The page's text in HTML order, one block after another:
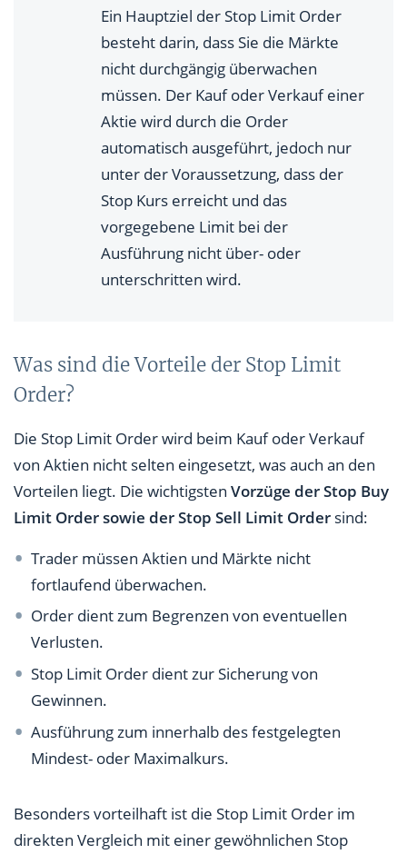
Ein Hauptziel der Stop Limit Order
besteht darin, dass Sie die Märkte
nicht durchgängig überwachen
müssen. Der Kauf oder Verkauf einer
Aktie wird durch die Order
automatisch ausgeführt, jedoch nur
unter der Voraussetzung, dass der
Stop Kurs erreicht und das
vorgegebene Limit bei der
Ausführung nicht über- oder
unterschritten wird.
Was sind die Vorteile der Stop Limit
Order?
Die Stop Limit Order wird beim Kauf oder Verkauf
von Aktien nicht selten eingesetzt, was auch an den
Vorteilen liegt. Die wichtigsten Vorzüge der Stop Buy
Limit Order sowie der Stop Sell Limit Order sind:
Trader müssen Aktien und Märkte nicht
fortlaufend überwachen.
Order dient zum Begrenzen von eventuellen
Verlusten.
Stop Limit Order dient zur Sicherung von
Gewinnen.
Ausführung zum innerhalb des festgelegten
Mindest- oder Maximalkurs.
Besonders vorteilhaft ist die Stop Limit Order im
direkten Vergleich mit einer gewöhnlichen Stop